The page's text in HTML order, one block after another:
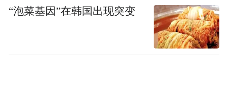
“泡菜基因”在韩国出现突变